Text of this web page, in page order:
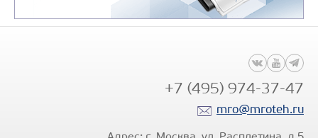
+7 (495) 974-37-47
mro@mroteh.ru